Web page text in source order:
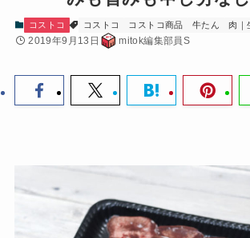
コストコ コストコ コストコ商品 牛たん 肉｜
2019年9月13日 mitok編集部員S